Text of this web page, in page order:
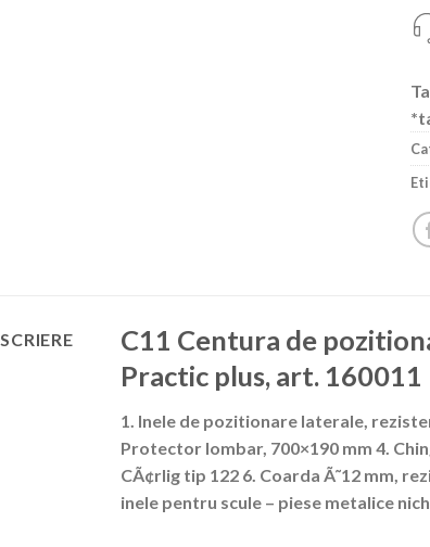
C11 Centura de
Practic plus, art. 160011
1. Inele de pozitionare laterale,
Protector lombar, 700×190 mm 4.
CÃ¢rlig tip 122 6. Coarda Ã˜12 mm,
inele pentru scule – piese metalice